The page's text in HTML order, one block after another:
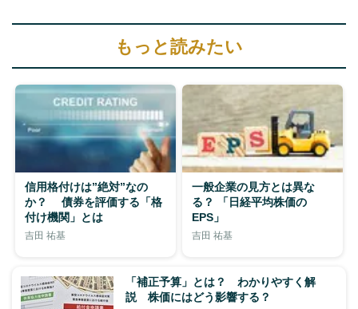
もっと読みたい
信用格付けは”絶対”なの
か？ 債券を評価する「格
付け機関」とは
吉田 祐基
一般企業の見方とは異な
る？ 「日経平均株価の
EPS」
吉田 祐基
「補正予算」とは？ わかりやすく解
説 株価にはどう影響する？